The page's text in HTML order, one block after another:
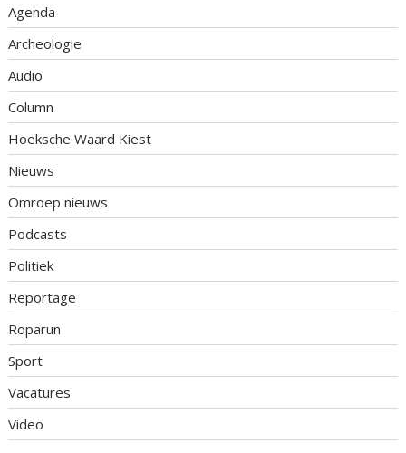
Agenda
Archeologie
Audio
Column
Hoeksche Waard Kiest
Nieuws
Omroep nieuws
Podcasts
Politiek
Reportage
Roparun
Sport
Vacatures
Video